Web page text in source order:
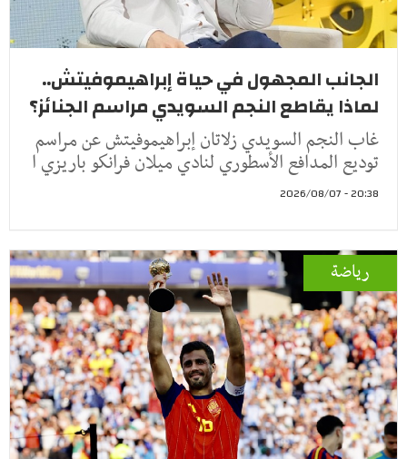
الجانب المجهول في حياة إبراهيموفيتش..
لماذا يقاطع النجم السويدي مراسم الجنائز؟
غاب النجم السويدي زلاتان إبراهيموفيتش عن مراسم
توديع المدافع الأسطوري لنادي ميلان فرانكو باريزي ا
20:38 - 2026/08/07
رياضة